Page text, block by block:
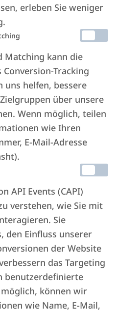
und Ausflüge
Emotionen in
zwischen
Traditionen.
buchen Sie sicher
und lassen Sie
Magie Sardiniens
erleben Sie weniger
Matching kann die
Tracking
uns helfen, bessere
über unsere
Wenn möglich, teilen
wie Ihren
E-Mail-Adresse
API Events (CAPI)
verstehen, wie Sie mit
Sie
den Einfluss unserer
der Website
das Targeting
benutzerdefinierte
können wir
wie Name, E-Mail,